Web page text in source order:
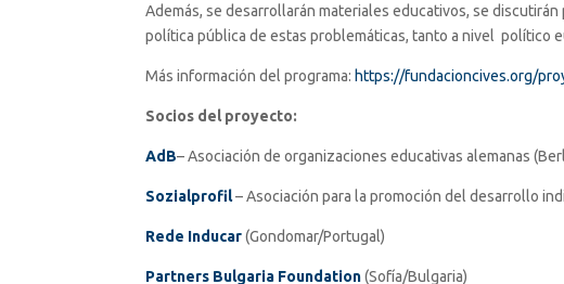
Además, se desarrollarán materiales educativos, se
política pública de estas problemáticas, tanto a nivel político
Más información del programa:https://fundacioncives.org/
Socios del proyecto:
AdB– Asociación de organizaciones educativas alemanas
Sozialprofil– Asociación para la promoción del desarrollo
Rede Inducar(Gondomar/Portugal)
Partners Bulgaria Foundation(Sofía/Bulgaria)